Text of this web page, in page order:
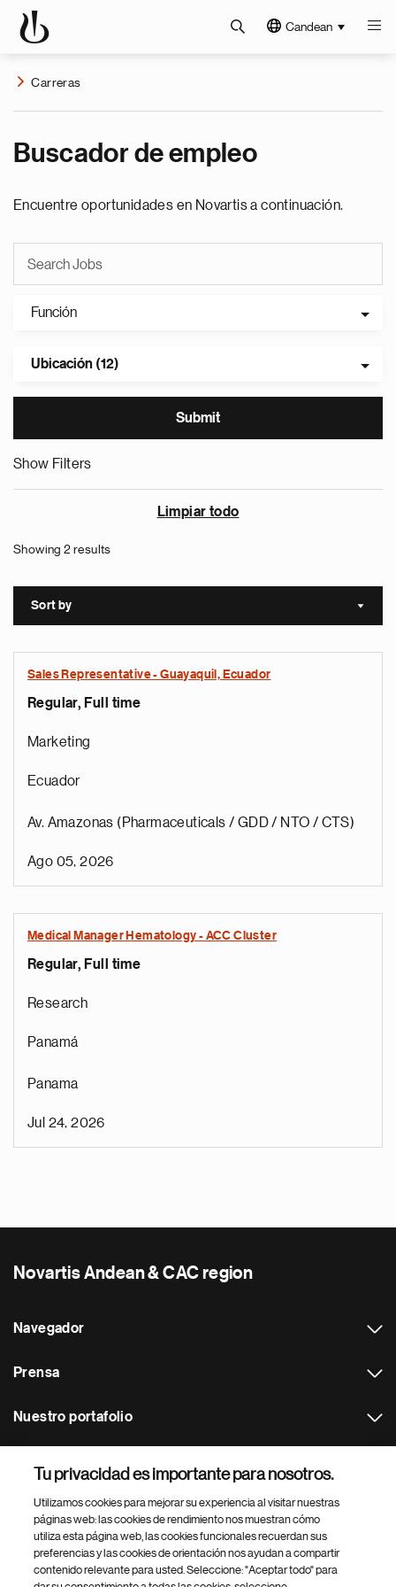
Candean
Carreras
Buscador de empleo
Encuentre oportunidades en Novartis a continuación.
Función
Ubicación (12)
Show Filters
Limpiar todo
Showing 2 results
Sort by Sort
Sales Representative - Guayaquil, Ecuador
Regular, Full time
Marketing
Ecuador
Av. Amazonas (Pharmaceuticals / GDD / NTO / CTS)
Ago 05, 2026
Medical Manager Hematology - ACC Cluster
Regular, Full time
Research
Panamá
Panama
Jul 24, 2026
Novartis Andean & CAC region
Navegador
Prensa
Nuestro portafolio
Footer Site Search
Tu privacidad es importante para nosotros.
Utilizamos cookies para mejorar su experiencia al visitar nuestras
páginas web: las cookies de rendimiento nos muestran cómo
utiliza esta página web, las cookies funcionales recuerdan sus
preferencias y las cookies de orientación nos ayudan a compartir
contenido relevante para usted. Seleccione: "Aceptar todo" para